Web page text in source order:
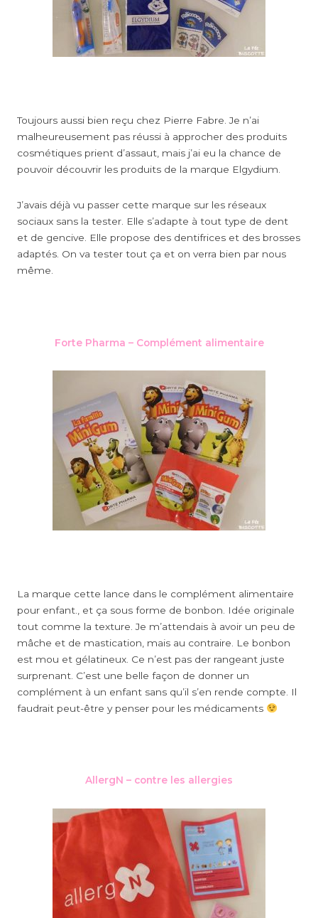
Toujours aussi bien reçu chez Pierre Fabre. Je n’ai
malheureusement pas réussi à approcher des produits
cosmétiques prient d’assaut, mais j’ai eu la chance de
pouvoir découvrir les produits de la marque Elgydium.
J’avais déjà vu passer cette marque sur les réseaux
sociaux sans la tester. Elle s’adapte à tout type de dent
et de gencive. Elle propose des dentifrices et des brosses
adaptés. On va tester tout ça et on verra bien par nous
même.
Forte Pharma – Complément alimentaire
La marque cette lance dans le complément alimentaire
pour enfant., et ça sous forme de bonbon. Idée originale
tout comme la texture. Je m’attendais à avoir un peu de
mâche et de mastication, mais au contraire. Le bonbon
est mou et gélatineux. Ce n’est pas der rangeant juste
surprenant. C’est une belle façon de donner un
complément à un enfant sans qu’il s’en rende compte. Il
faudrait peut-être y penser pour les médicaments
AllergN – contre les allergies